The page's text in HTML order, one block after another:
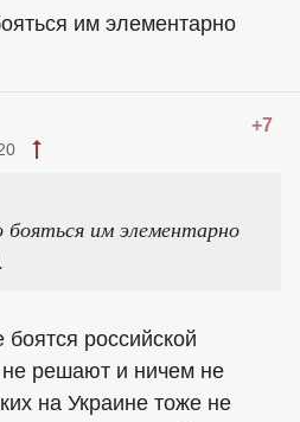
им элементарно
+7
им элементарно
российской
не решают и ничем не
на Украине тоже не